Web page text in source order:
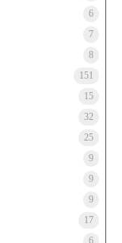
6
7
8
151
15
32
25
9
9
9
17
6